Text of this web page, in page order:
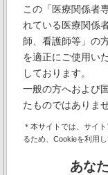
・1施設利用あたり99
・お申込み翌日から
※下記の書類をFaxま
この「医療関係者
れている医療関係
師、看護師等」の
を適正にご使用い
しております。
一般の方へおよび
たものではありま
＊本サイトでは、サイ
るため、Cookieを利用
あな